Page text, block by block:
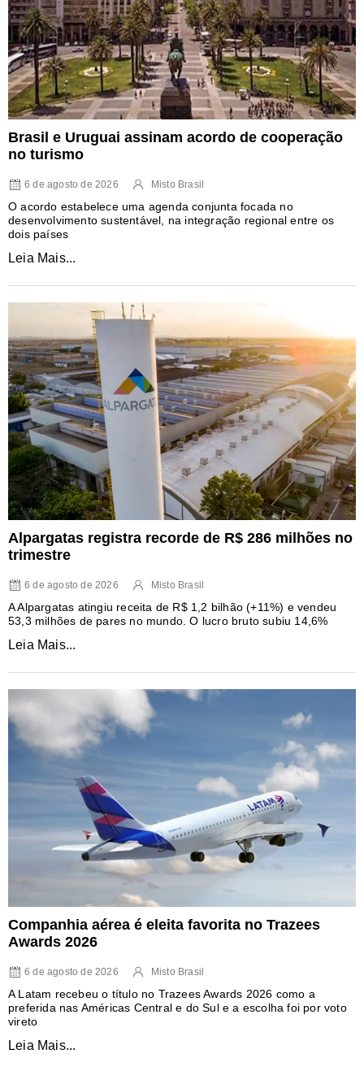
Brasil e Uruguai assinam acordo de cooperação
no turismo
6 de agosto de 2026 Misto Brasil
O acordo estabelece uma agenda conjunta focada no
desenvolvimento sustentável, na integração regional entre os
dois países
Leia Mais...
Alpargatas registra recorde de R$ 286 milhões no
trimestre
6 de agosto de 2026 Misto Brasil
A Alpargatas atingiu receita de R$ 1,2 bilhão (+11%) e vendeu
53,3 milhões de pares no mundo. O lucro bruto subiu 14,6%
Leia Mais...
Companhia aérea é eleita favorita no Trazees
Awards 2026
6 de agosto de 2026 Misto Brasil
A Latam recebeu o título no Trazees Awards 2026 como a
preferida nas Américas Central e do Sul e a escolha foi por voto
vireto
Leia Mais...